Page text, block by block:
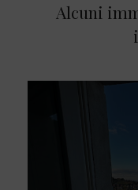
Alcuni